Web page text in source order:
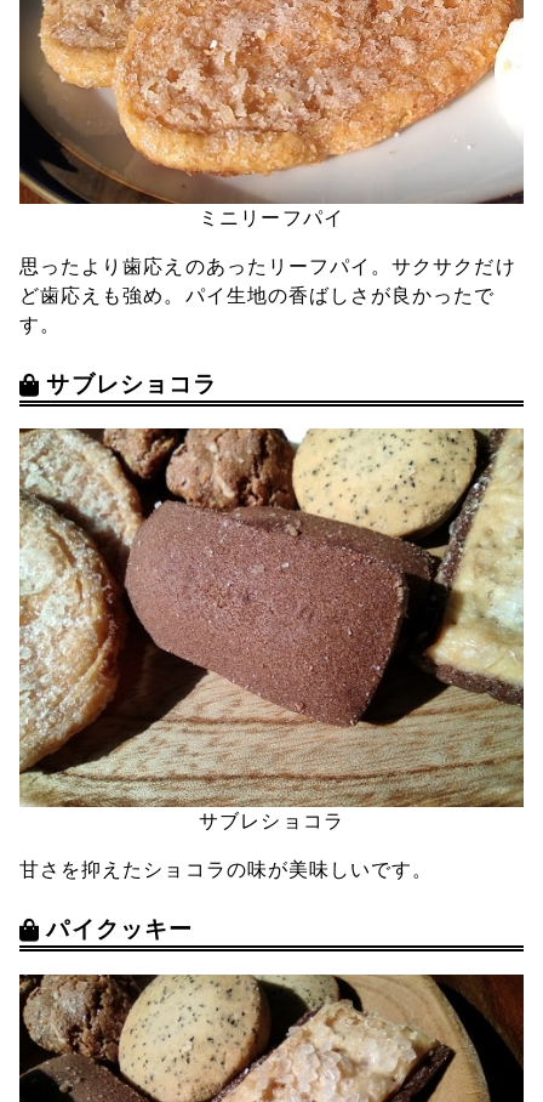
ミニリーフパイ
思ったより歯応えのあったリーフパイ。サクサクだけ
ど歯応えも強め。パイ生地の香ばしさが良かったで
す。
サブレショコラ
サブレショコラ
甘さを抑えたショコラの味が美味しいです。
パイクッキー